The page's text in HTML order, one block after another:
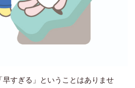
すぎる」ということはありませ